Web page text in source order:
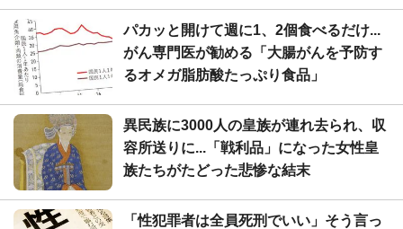
パカッと開けて週に1、2個食べるだけ...
がん専門医が勧める「大腸がんを予防す
るオメガ脂肪酸たっぷり食品」
異民族に3000人の皇族が連れ去られ、収
容所送りに...「戦利品」になった女性皇
族たちがたどった悲惨な結末
「性犯罪者は全員死刑でいい」そう言っ